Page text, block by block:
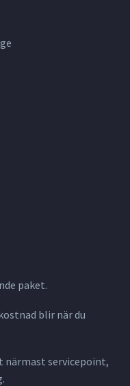
paket.
blir när du
närmast servicepoint,